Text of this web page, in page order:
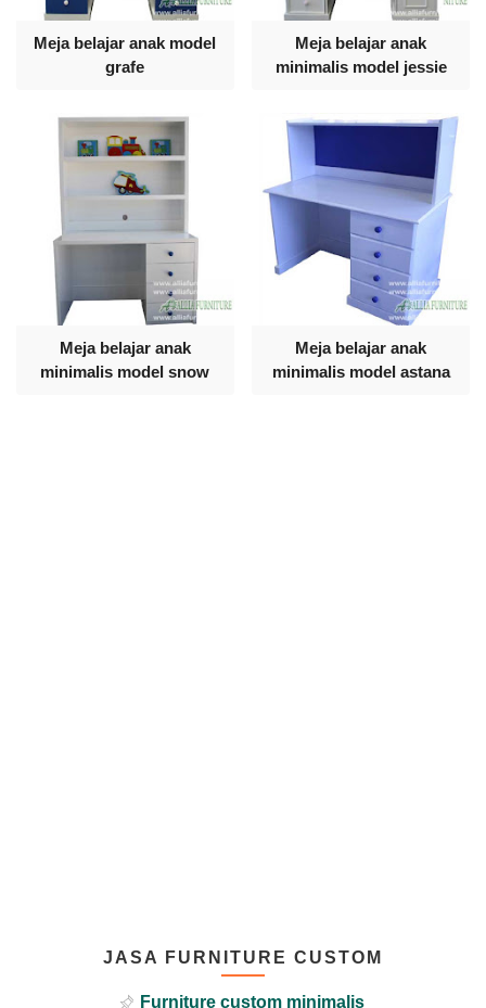
Meja belajar anak model
grafe
Meja belajar anak
minimalis model jessie
Meja belajar anak
minimalis model snow
Meja belajar anak
minimalis model astana
JASA FURNITURE CUSTOM
Furniture custom minimalis